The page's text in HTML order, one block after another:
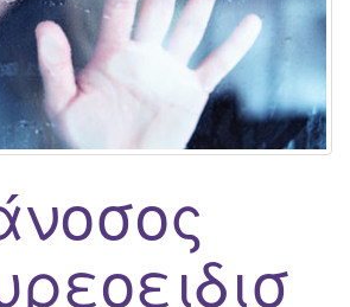
a
i
g
a